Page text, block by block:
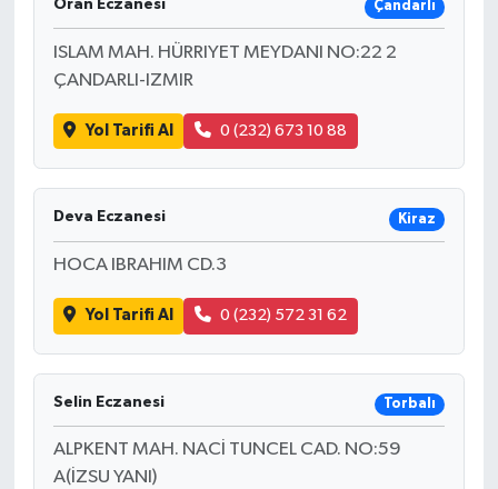
Oran Eczanesi Çandarlı
ISLAM MAH. HÜRRIYET MEYDANI NO:22 2
ÇANDARLI-IZMIR
Yol Tarifi Al 0 (232) 673 10 88
Deva Eczanesi Kiraz
HOCA IBRAHIM CD.3
Yol Tarifi Al 0 (232) 572 31 62
Selin Eczanesi Torbalı
ALPKENT MAH. NACİ TUNCEL CAD. NO:59
A(İZSU YANI)